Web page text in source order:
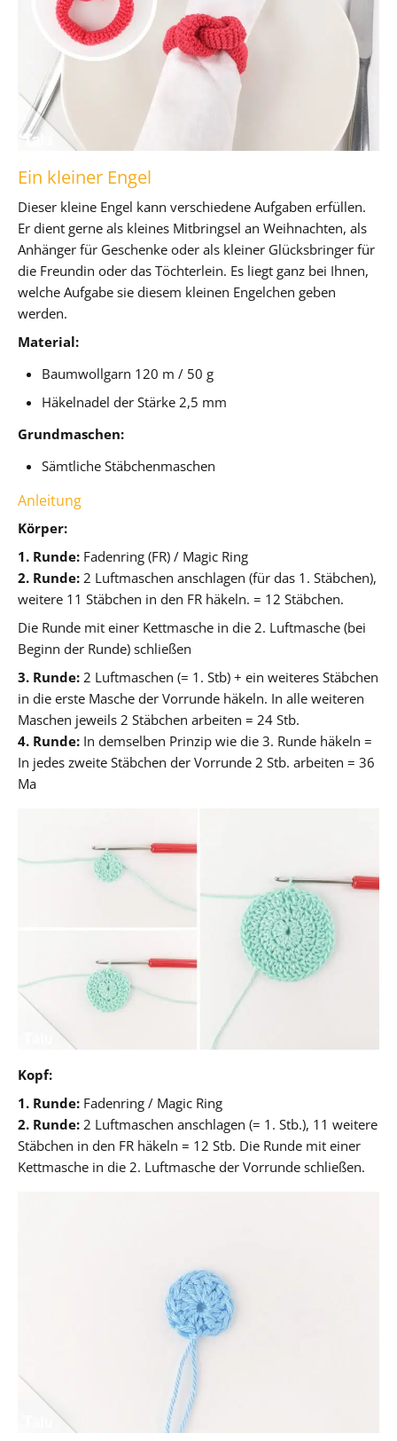
Ein kleiner Engel
Dieser kleine Engel kann verschiedene Aufgaben erfüllen.
Er dient gerne als kleines Mitbringsel an Weihnachten, als
Anhänger für Geschenke oder als kleiner Glücksbringer für
die Freundin oder das Töchterlein. Es liegt ganz bei Ihnen,
welche Aufgabe sie diesem kleinen Engelchen geben
werden.
Material:
Baumwollgarn 120 m / 50 g
Häkelnadel der Stärke 2,5 mm
Grundmaschen:
Sämtliche Stäbchenmaschen
Anleitung
Körper:
1. Runde: Fadenring (FR) / Magic Ring
2. Runde: 2 Luftmaschen anschlagen (für das 1. Stäbchen),
weitere 11 Stäbchen in den FR häkeln. = 12 Stäbchen.
Die Runde mit einer Kettmasche in die 2. Luftmasche (bei
Beginn der Runde) schließen
3. Runde: 2 Luftmaschen (= 1. Stb) + ein weiteres Stäbchen
in die erste Masche der Vorrunde häkeln. In alle weiteren
Maschen jeweils 2 Stäbchen arbeiten = 24 Stb.
4. Runde: In demselben Prinzip wie die 3. Runde häkeln =
In jedes zweite Stäbchen der Vorrunde 2 Stb. arbeiten = 36
Ma
Kopf:
1. Runde: Fadenring / Magic Ring
2. Runde: 2 Luftmaschen anschlagen (= 1. Stb.), 11 weitere
Stäbchen in den FR häkeln = 12 Stb. Die Runde mit einer
Kettmasche in die 2. Luftmasche der Vorrunde schließen.